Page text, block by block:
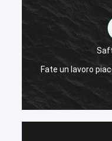
Saftig Bernd
piacevole, io vi gradisco!